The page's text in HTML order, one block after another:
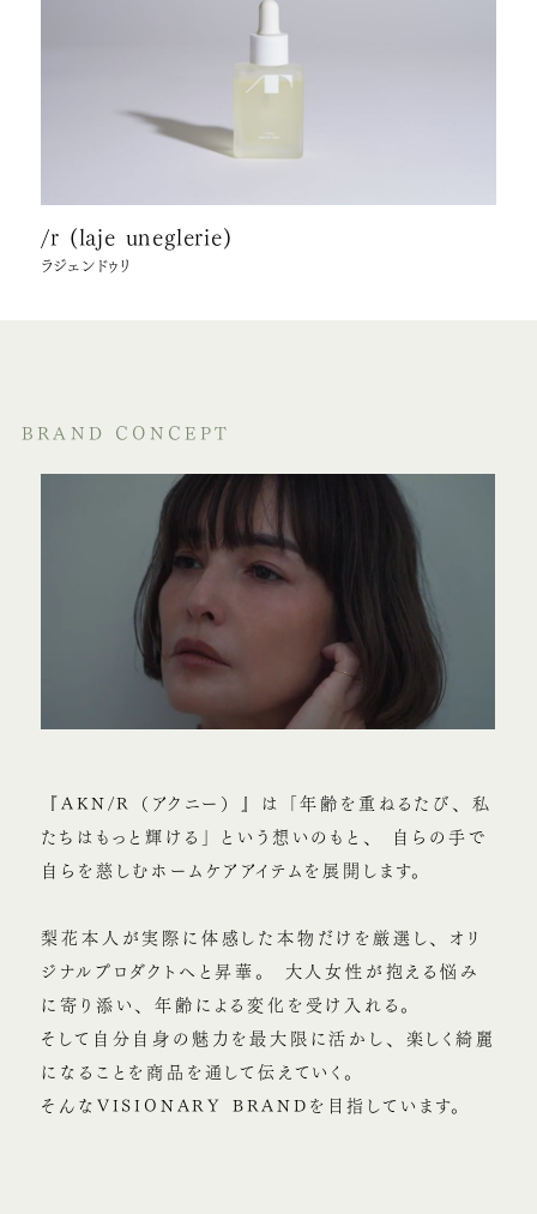
/r (laje uneglerie)
ラジェンドゥリ
BRAND CONCEPT
『AKN/R（アクニー）』は「年齢を重ねるたび、私
たちはもっと輝ける」という想いのもと、
自らの手で
自らを慈しむホームケアアイテムを展開します。
梨花本人が実際に体感した本物だけを厳選し、オリ
ジナルプロダクトへと昇華。
大人女性が抱える悩み
に寄り添い、年齢による変化を受け入れる。
そして自分自身の魅力を最大限に活かし、楽しく綺麗
になることを商品を通して伝えていく。
そんなVISIONARY BRANDを目指しています。